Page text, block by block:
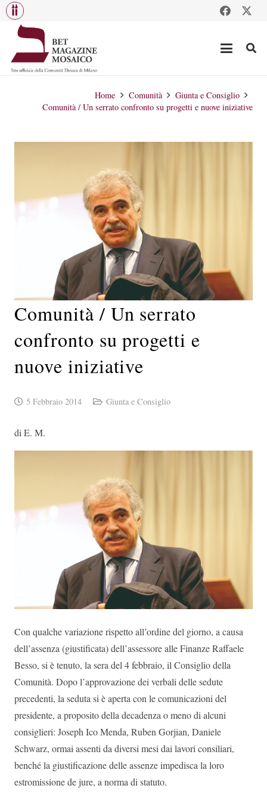
Home Comunità
Giunta e Consiglio
Comunità / Un serrato confronto su progetti e nuove iniziative
Comunità / Un serrato
confronto su progetti e
nuove iniziative
5 Febbraio 2014 Giunta e Consiglio
di E. M.
Con qualche variazione rispetto all’ordine del giorno, a causa
dell’assenza (giustificata) dell’assessore alle Finanze Raffaele
Besso, si è tenuto, la sera del 4 febbraio, il Consiglio della
Comunità. Dopo l’approvazione dei verbali delle sedute
precedenti, la seduta si è aperta con le comunicazioni del
presidente, a proposito della decadenza o meno di alcuni
consiglieri: Joseph Ico Menda, Ruben Gorjian, Daniele
Schwarz, ormai assenti da diversi mesi dai lavori consiliari,
benché la giustificazione delle assenze impedisca la loro
estromissione de jure, a norma di statuto.